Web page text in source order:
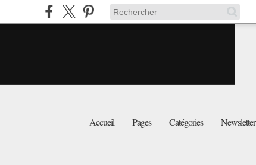
Accueil Pages Catégories Newsletter